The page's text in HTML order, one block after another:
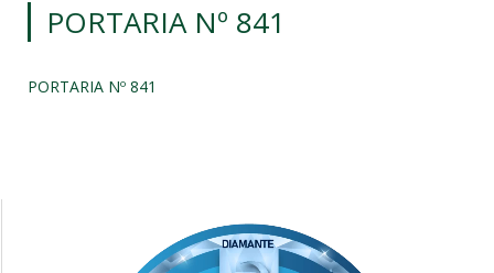
PORTARIA Nº 841
PORTARIA Nº 841